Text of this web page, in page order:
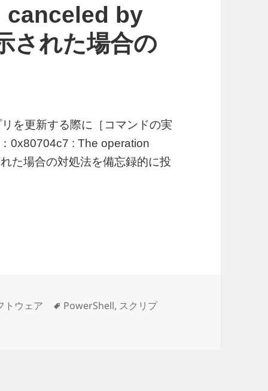
canceled by
された場合の
を更新する際に［コマンドの実
0x80704c7 : The operation
た場合の対処法を備忘録的に投
トウェア
タ
PowerShell, スクリプ